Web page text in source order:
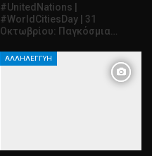
#UnitedNations |
#WorldCitiesDay | 31
Οκτωβρίου: Παγκόσμια…
ΑΛΛΗΛΕΓΓΎΗ